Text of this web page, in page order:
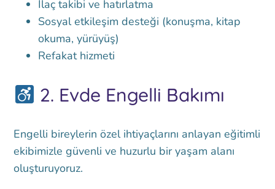
İlaç takibi ve hatırlatma
Sosyal etkileşim desteği (konuşma, kitap
okuma, yürüyüş)
Refakat hizmeti
2. Evde Engelli Bakımı
Engelli bireylerin özel ihtiyaçlarını anlayan eğitimli
ekibimizle güvenli ve huzurlu bir yaşam alanı
oluşturuyoruz.